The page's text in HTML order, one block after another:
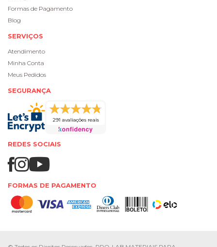
Formas de Pagamento
Blog
SERVIÇOS
Atendimento
Minha Conta
Meus Pedidos
SEGURANÇA
291 avaliações reais
REDES SOCIAIS
FORMAS DE PAGAMENTO